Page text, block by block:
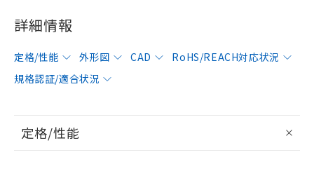
詳細情報
定格/性能 外形図 CAD
RoHS/REACH対応状況
規格認証/適合状況
定格/性能